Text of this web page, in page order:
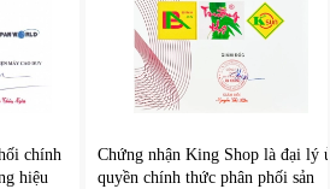
chính
hiệu
Chứng nhận King Shop là đại lý
quyền chính thức phân phối sản